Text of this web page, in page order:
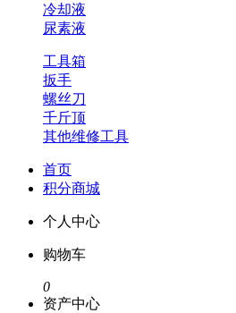
冷却液
尿素液
工具箱
扳手
螺丝刀
千斤顶
其他维修工具
首页
积分商城
个人中心
购物车
0
资产中心